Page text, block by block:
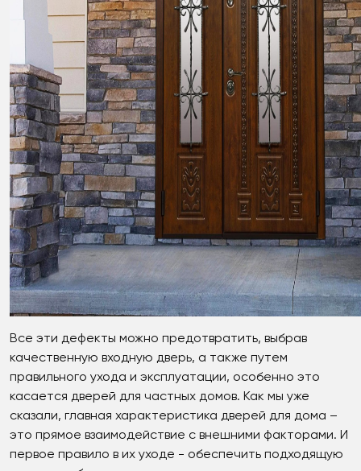
Все эти дефекты можно предотвратить, выбрав
качественную входную дверь, а также путем
правильного ухода и эксплуатации, особенно это
касается дверей для частных домов. Как мы уже
сказали, главная характеристика дверей для дома –
это прямое взаимодействие с внешними факторами. И
первое правило в их уходе - обеспечить подходящую